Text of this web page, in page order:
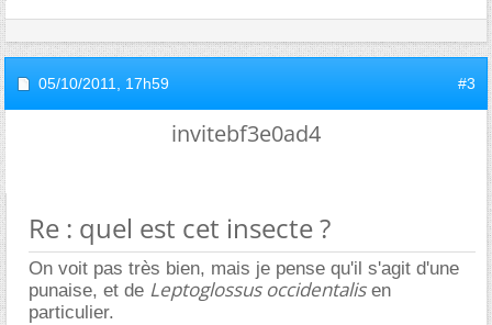
05/10/2011, 17h59 #3
invitebf3e0ad4
Re : quel est cet insecte ?
On voit pas très bien, mais je pense qu'il s'agit d'une
punaise, et de Leptoglossus occidentalisen
particulier.